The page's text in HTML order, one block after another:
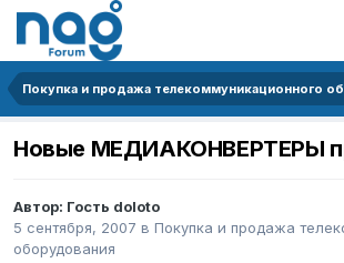
Новые МЕДИАКОНВЕРТЕРЫ
Автор: Гость doloto
5 сентября, 2007 в Покупка и продажа
оборудования